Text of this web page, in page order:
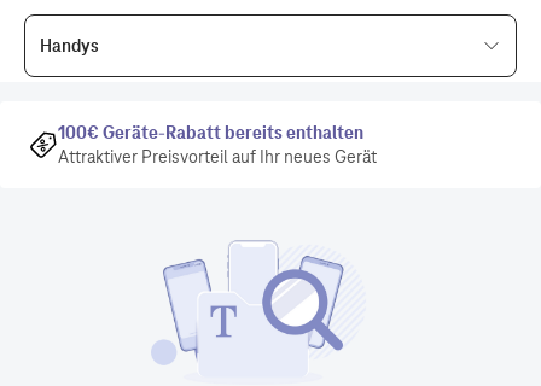
Handys
100€ Geräte-Rabatt bereits enthalten
Attraktiver Preisvorteil auf Ihr neues Gerät